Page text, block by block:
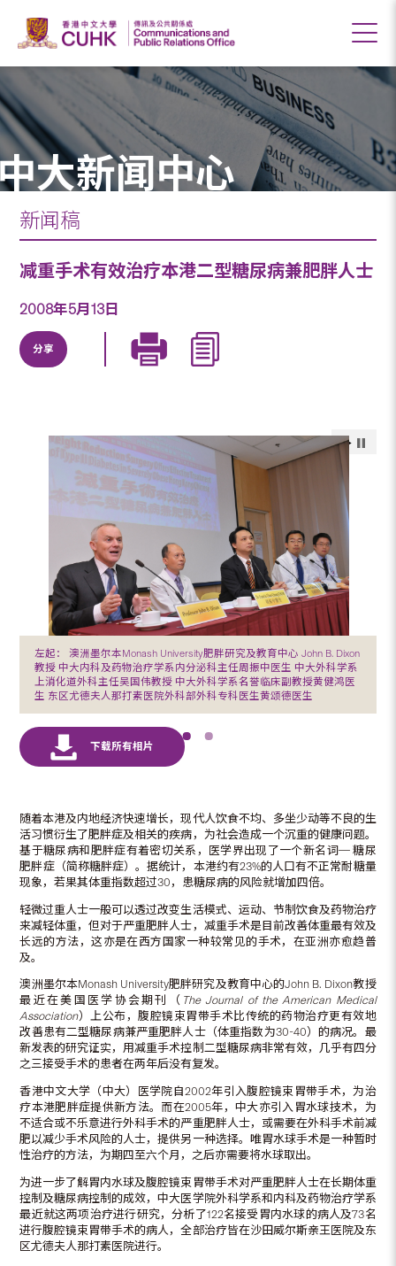
大新闻中心
新闻稿
减重手术有效治疗本港二型糖尿病兼肥胖人士
2008年5月13日
分享
左起： 澳洲墨尔本Monash University肥胖研究及教育中心 John B. Dixon
教授 中大内科及药物治疗学系内分泌科主任周振中医生 中大外科学系
上消化道外科主任吴国伟教授 中大外科学系名誉临床副教授黄健鸿医
生 东区尤德夫人那打素医院外科部外科专科医生黄颂德医生
随着本港及内地经济快速增长，现代人饮食不均、多坐少动等不良的生
活习惯衍生了肥胖症及相关的疾病，为社会造成一个沉重的健康问题。
基于糖尿病和肥胖症有着密切关系，医学界出现了一个新名词─ 糖尿
肥胖症（简称糖胖症）。据统计，本港约有23%的人口有不正常耐糖量
现象，若果其体重指数超过30，患糖尿病的风险就增加四倍。
轻微过重人士一般可以透过改变生活模式、运动、节制饮食及药物治疗
来减轻体重，但对于严重肥胖人士，减重手术是目前改善体重最有效及
长远的方法，这亦是在西方国家一种较常见的手术，在亚洲亦愈趋普
及。
澳洲墨尔本Monash University肥胖研究及教育中心的John B. Dixon教授
最近在美国医学协会期刊（ The Journal of the American Medical
Association）上公布，腹腔镜束胃带手术比传统的药物治疗更有效地
改善患有二型糖尿病兼严重肥胖人士（体重指数为30-40）的病况。最
新发表的研究证实，用减重手术控制二型糖尿病非常有效，几乎有四分
之三接受手术的患者在两年后没有复发。
香港中文大学（中大）医学院自2002年引入腹腔镜束胃带手术，为治
疗本港肥胖症提供新方法。而在2005年，中大亦引入胃水球技术，为
不适合或不乐意进行外科手术的严重肥胖人士，或需要在外科手术前减
肥以减少手术风险的人士，提供另一种选择。唯胃水球手术是一种暂时
性治疗的方法，为期四至六个月，之后亦需要将水球取出。
为进一步了解胃内水球及腹腔镜束胃带手术对严重肥胖人士在长期体重
控制及糖尿病控制的成效，中大医学院外科学系和内科及药物治疗学系
最近就这两项治疗进行研究，分析了122名接受胃内水球的病人及73名
进行腹腔镜束胃带手术的病人，全部治疗皆在沙田威尔斯亲王医院及东
区尤德夫人那打素医院进行。